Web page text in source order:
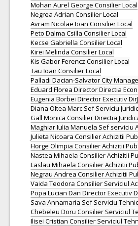
Mohan Aurel George Consilier Local
Negrea Adrian Consilier Local
Avram Nicolae Ioan Consilier Local
Peto Dalma Csilla Consilier Local
Kecse Gabriella Consilier Local
Kirei Melinda Consilier Local
Kis Gabor Ferencz Consilier Local
Tau Ioan Consilier Local
Palladi Dacian-Salvator City
Eduard Florea Director Directia
Eugenia Borbei Director Executiv
Diana Oltea Marc Sef Serviciu Juridic
Gall Monica Consilier Directia
Maghiar Iulia Manuela Sef serviciu
Julieta Nicoara Consilier Achizitii
Horge Olimpia Consilier Achizitii
Nastea Mihaela Consilier Achizitii
Laslau Mihaela Consilier Achizitii
Negrau Andrea Consilier Achizitii
Vaida Teodora Consilier Serviciul
Popa Lucian Dan Director Executiv
Sava Annamaria Sef Serviciu
Chebeleu Doru Consilier Serviciul
Ilisei Cristian Consilier Serviciul